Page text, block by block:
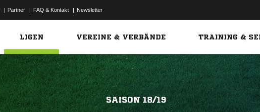
| Partner | FAQ & Kontakt | Newsletter
LIGEN VEREINE & VERBÄNDE TRAINING &
SAISON 18/19